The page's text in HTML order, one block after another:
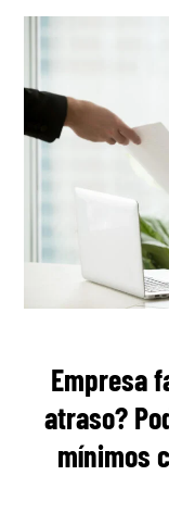
Empresa
atraso?
mínimos